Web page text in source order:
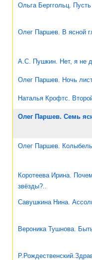
Ольга Берггольц.
Олег Паршев. В ясной
А.С. Пушкин. Нет, я не
Олег Паршев. Ночь
Наталья Крофтс.
Олег Паршев. Семь
Олег Паршев.
Коротеева Ирина.
звёзды?..
Савушкина Нина.
Вероника Тушнова.